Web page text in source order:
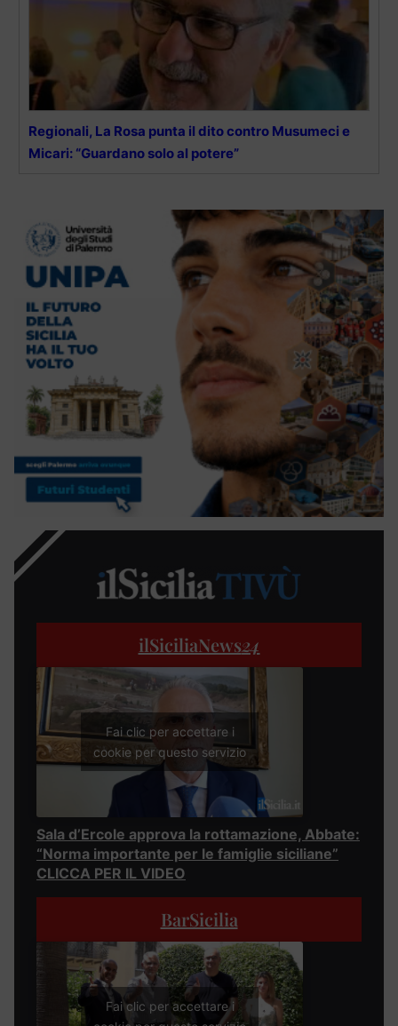
Regionali, La Rosa punta il dito contro Musumeci e
Micari: “Guardano solo al potere”
ilSiciliaNews24
Fai clic per accettare i
cookie per questo servizio
Sala d’Ercole approva la rottamazione, Abbate:
“Norma importante per le famiglie siciliane”
CLICCA PER IL VIDEO
BarSicilia
Fai clic per accettare i